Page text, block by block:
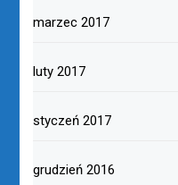
marzec 2017
luty 2017
styczeń 2017
grudzień 2016